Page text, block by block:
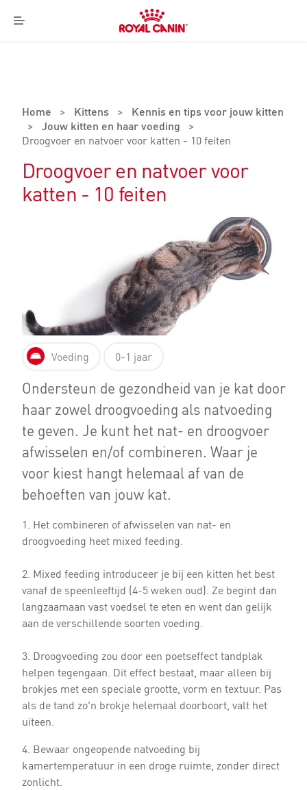
Menu
Royal
Canin
Home > Kittens >
Kennis en tips voor jouw kitten
> Jouw kitten en haar voeding
>
Droogvoer en natvoer voor katten - 10 feiten
Droogvoer en natvoer voor
katten - 10 feiten
Voeding 0-1 jaar
Ondersteun de gezondheid van je kat door
haar zowel droogvoeding als natvoeding
te geven. Je kunt het nat- en droogvoer
afwisselen en/of combineren. Waar je
voor kiest hangt helemaal af van de
behoeften van jouw kat.
1. Het combineren of afwisselen van nat- en
droogvoeding heet mixed feeding.
2. Mixed feeding introduceer je bij een kitten het best
vanaf de speenleeftijd (4-5 weken oud). Ze begint dan
langzaamaan vast voedsel te eten en went dan gelijk
aan de verschillende soorten voeding.
3. Droogvoeding zou door een poetseffect tandplak
helpen tegengaan. Dit effect bestaat, maar alleen bij
brokjes met een speciale grootte, vorm en textuur. Pas
als de tand zo'n brokje helemaal doorboort, valt het
uiteen.
4. Bewaar ongeopende natvoeding bij
kamertemperatuur in een droge ruimte, zonder direct
zonlicht.